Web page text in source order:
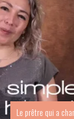
Le prêtre qui a